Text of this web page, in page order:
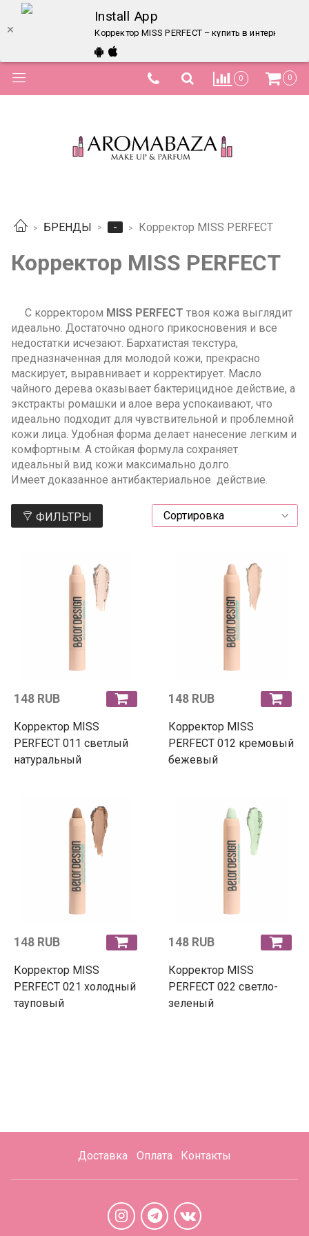
Install App
Корректор MISS PERFECT – купить в интернет-
0 0
БРЕНДЫ - Корректор MISS PERFECT
Корректор MISS PERFECT
С корректором MISS PERFECT твоя кожа выглядит
идеально. Достаточно одного прикосновения и все
недостатки исчезают. Бархатистая текстура,
предназначенная для молодой кожи, прекрасно
маскирует, выравнивает и корректирует. Масло
чайного дерева оказывает бактерицидное действие, а
экстракты ромашки и алое вера успокаивают, что
идеально подходит для чувствительной и проблемной
кожи лица. Удобная форма делает нанесение легким и
комфортным. А стойкая формула сохраняет
идеальный вид кожи максимально долго.
Имеет доказанное антибактериальное действие.
ФИЛЬТРЫ
148 RUB
Корректор MISS
PERFECT 011 светлый
натуральный
148 RUB
Корректор MISS
PERFECT 012 кремовый
бежевый
148 RUB
Корректор MISS
PERFECT 021 холодный
тауповый
148 RUB
Корректор MISS
PERFECT 022 светло-
зеленый
Доставка Оплата Контакты